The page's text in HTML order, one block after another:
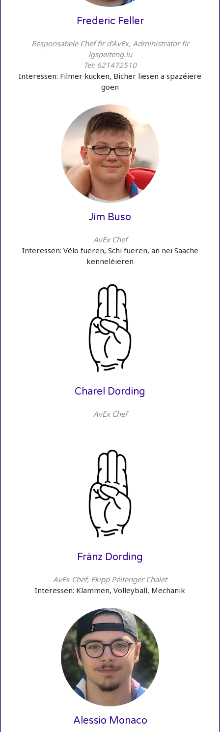
Frederic Feller
Responsabele Chef fir d’AvEx, Administrator fir
lgspeiteng.lu
Tel: 621472510
Interessen: Filmer kucken, Bicher liesen a spazéiere
goen
Jim Buso
AvEx Chef
Interessen: Vëlo fueren, Schi fueren, an nei Saache
kenneléieren
Charel Dording
AvEx Chef
Fränz Dording
AvEx Chef, Ekipp Péitenger Chalet
Interessen: Klammen, Volleyball, Mechanik
Alessio Monaco